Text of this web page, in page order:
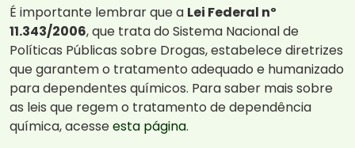
É importante lembrar que a Lei Federal nº
11.343/2006, que trata do Sistema Nacional de
Políticas Públicas sobre Drogas, estabelece diretrizes
que garantem o tratamento adequado e humanizado
para dependentes químicos. Para saber mais sobre
as leis que regem o tratamento de dependência
química, acesseesta página.